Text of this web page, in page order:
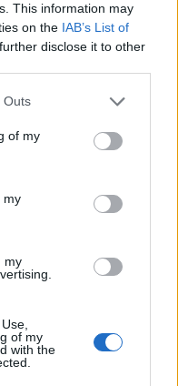
This information may
on the IAB’s List of
disclose it to other
Outs
of my
my
my
of my
with the